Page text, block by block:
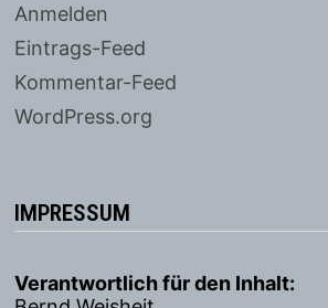
Anmelden
Eintrags-Feed
Kommentar-Feed
WordPress.org
IMPRESSUM
Verantwortlich für den Inhalt: